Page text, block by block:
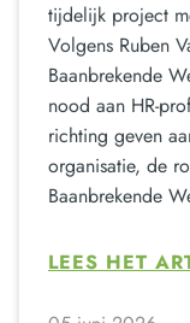
tijdelijk project
Volgens Ruben
Baanbrekende
nood aan HR-
richting geven
organisatie, de
Baanbrekende
LEES HET